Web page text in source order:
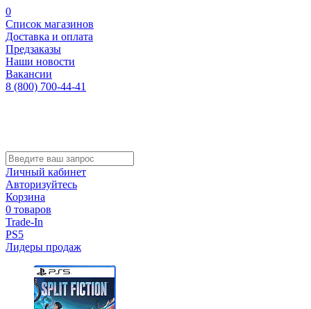
0
Список магазинов
Доставка и оплата
Предзаказы
Наши новости
Вакансии
8 (800) 700-44-41
Личный кабинет
Авторизуйтесь
Корзина
0 товаров
Trade-In
PS5
Лидеры продаж